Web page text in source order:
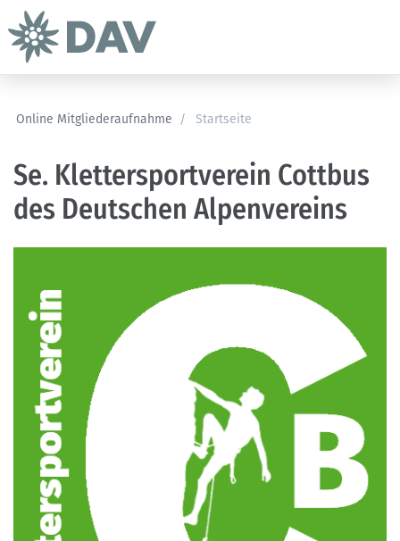
Online Mitgliederaufnahme / Startseite
Se. Klettersportverein Cottbus
des Deutschen Alpenvereins